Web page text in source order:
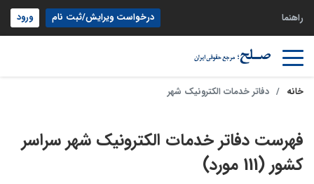
راهنما درخواست ویرایش/ثبت نام ورود
خانه دفاتر خدمات الکترونیک شهر
فهرست دفاتر خدمات الکترونیک شهر سراسر
کشور (111 مورد)